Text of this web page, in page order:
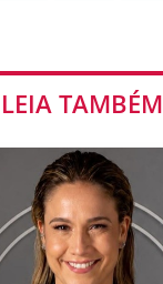
LEIA TAMBÉM